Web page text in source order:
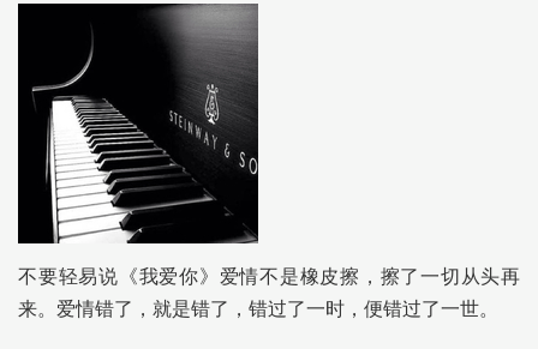
不要轻易说《我爱你》爱情不是橡皮擦，擦了一切从头再
来。爱情错了，就是错了，错过了一时，便错过了一世。